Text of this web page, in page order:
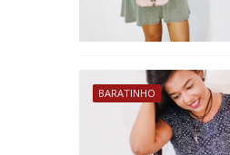
BARATINHO